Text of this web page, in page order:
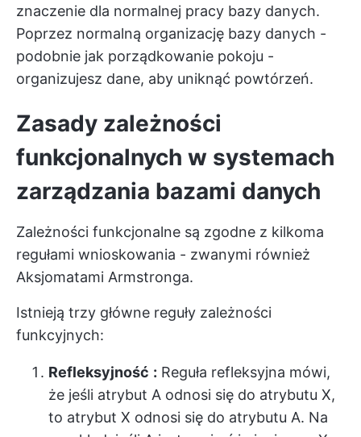
znaczenie dla normalnej pracy bazy danych.
Poprzez normalną organizację bazy danych -
podobnie jak porządkowanie pokoju -
organizujesz dane, aby uniknąć powtórzeń.
Zasady zależności
funkcjonalnych w systemach
zarządzania bazami danych
Zależności funkcjonalne są zgodne z kilkoma
regułami wnioskowania - zwanymi również
Aksjomatami Armstronga.
Istnieją trzy główne reguły zależności
funkcyjnych:
Refleksyjność : Reguła refleksyjna mówi,
że jeśli atrybut A odnosi się do atrybutu X,
to atrybut X odnosi się do atrybutu A. Na